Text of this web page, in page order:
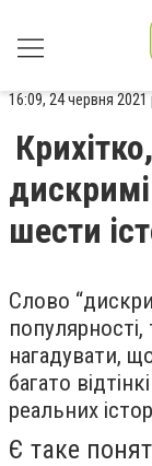
16:09, 24 червня 2021
шести
Слово
нагадувати,
багато
реальних
Є таке